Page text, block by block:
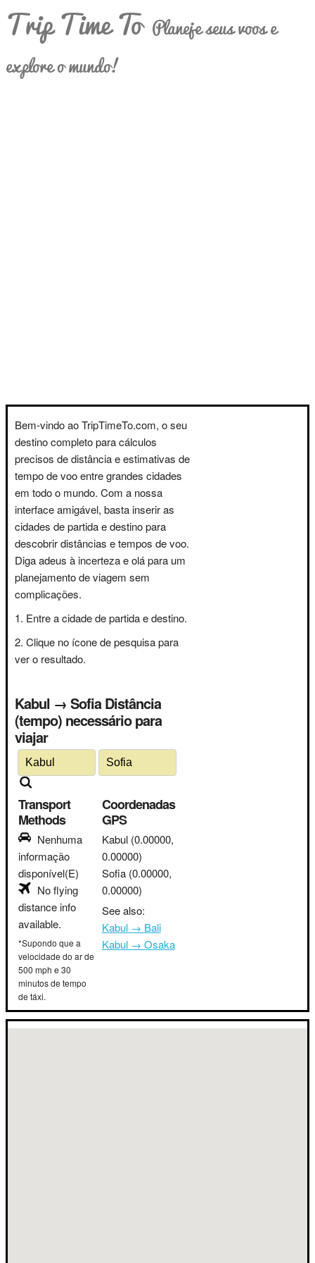
Trip Time To Planeje seus voos e
explore o mundo!
Bem-vindo ao TripTimeTo.com, o seu
destino completo para cálculos
precisos de distância e estimativas de
tempo de voo entre grandes cidades
em todo o mundo. Com a nossa
interface amigável, basta inserir as
cidades de partida e destino para
descobrir distâncias e tempos de voo.
Diga adeus à incerteza e olá para um
planejamento de viagem sem
complicações.
Entre a cidade de partida e destino.
Clique no ícone de pesquisa para
ver o resultado.
Kabul → Sofia Distância
(tempo) necessário para
viajar
Transport
Methods
Nenhuma
informação
disponível(E)
No flying
distance info
available.
*Supondo que a
velocidade do ar de
500 mph e 30
minutos de tempo
de táxi.
Coordenadas
GPS
Kabul (0.00000,
0.00000)
Sofia (0.00000,
0.00000)
See also:
Kabul → Bali
Kabul → Osaka